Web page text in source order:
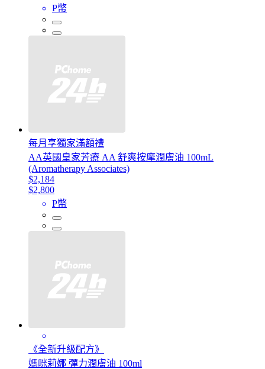
P幣
每月享獨家滿額禮
AA英國皇家芳療 AA 舒爽按摩潤膚油 100mL
(Aromatherapy Associates)
$2,184
$2,800
P幣
《全新升級配方》
媽咪莉娜 彈力潤膚油 100ml